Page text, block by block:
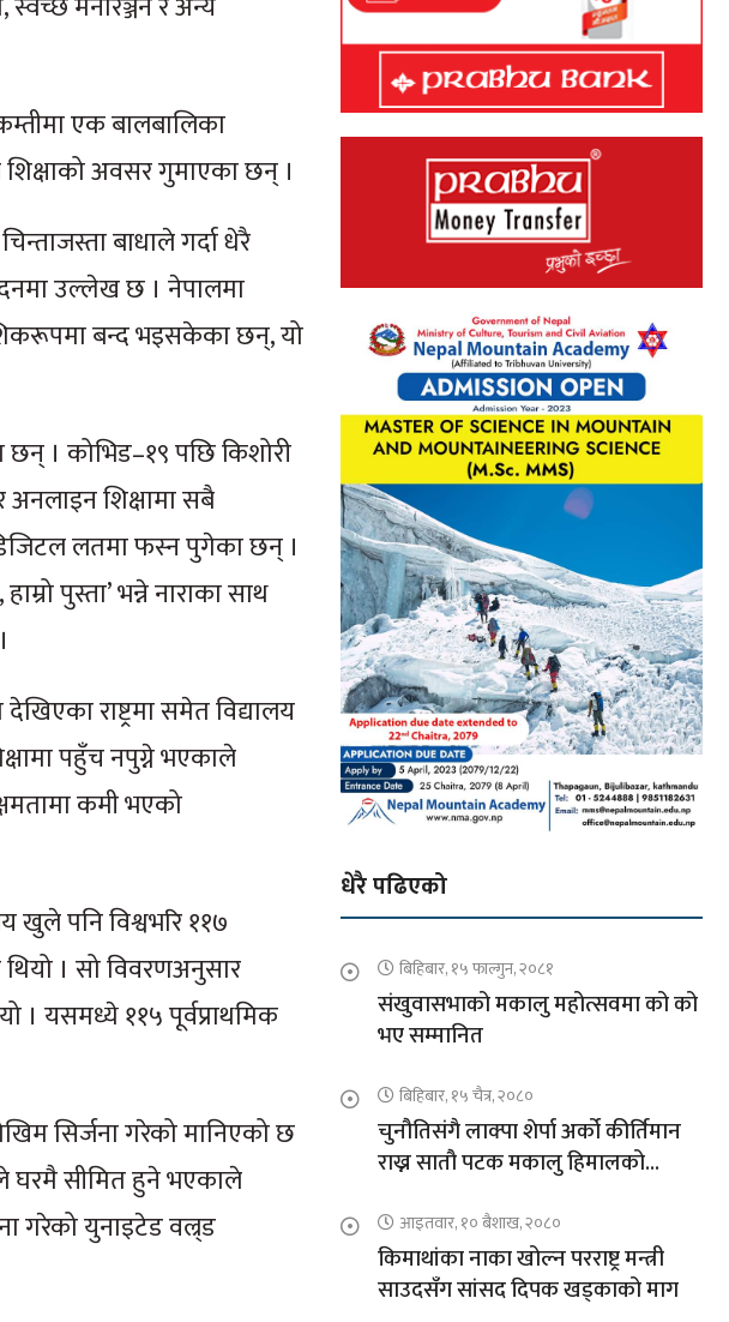
एक बालबालिका
शिक्षाको अवसर गुमाएका छन् ।
बाधाले गर्दा धेरै
उल्लेख छ । नेपालमा
बन्द भइसकेका छन्, यो
छन् । कोभिड–१९ पछि किशोरी
अनलाइन शिक्षामा सबै
लतमा फस्न पुगेका छन् ।
पुस्ता’ भन्ने नाराका साथ
राष्ट्रमा समेत विद्यालय
पहुँच नपुग्ने भएकाले
कमी भएको
खुले पनि विश्वभरि ११७
। सो विवरणअनुसार
। यसमध्ये ११५ पूर्वप्राथमिक
सिर्जना गरेको मानिएको छ
घरमै सीमित हुने भएकाले
गरेको युनाइटेड वल्र्ड
धेरै पढिएको
बिहिबार, १५ फाल्गुन, २०८१
संखुवासभाको मकालु महोत्सवमा को को
भए सम्मानित
बिहिबार, १५ चैत्र, २०८०
चुनौतिसंगै लाक्पा शेर्पा अर्को कीर्तिमान
राख्न सातौ पटक मकालु हिमालको
आइतवार, १० बैशाख, २०८०
किमाथांका नाका खोल्न परराष्ट्र मन्त्री
साउदसँग सांसद दिपक खड्काको माग